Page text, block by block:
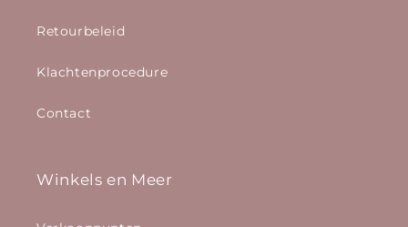
Retourbeleid
Klachtenprocedure
Contact
Winkels en Meer